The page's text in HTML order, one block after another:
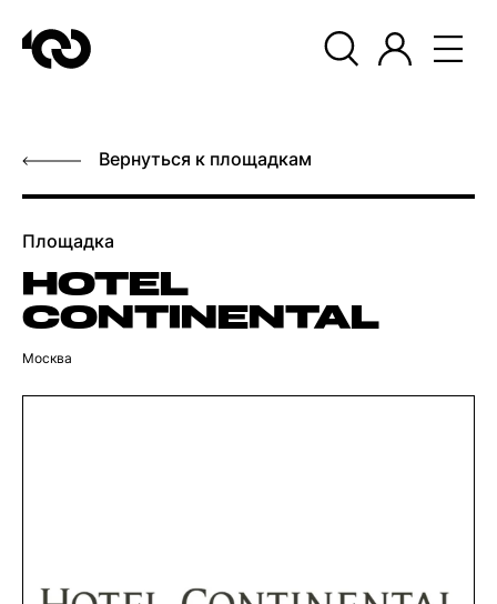
Вернуться к площадкам
Площадка
HOTEL
CONTINENTAL
Москва